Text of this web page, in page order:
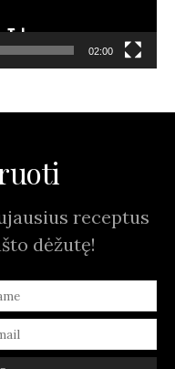
02:00
receptus
dėžutę!